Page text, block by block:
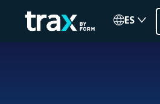
ES